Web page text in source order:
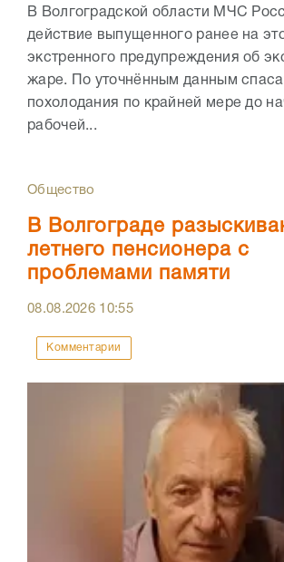
В Волгоградской области МЧС
действие выпущенного ранее на
экстренного предупреждения об
жаре. По уточнённым данным
похолодания по крайней мере до
рабочей...
Общество
В Волгограде
летнего пенсионера с
проблемами памяти
08.08.2026 10:55
Комментарии